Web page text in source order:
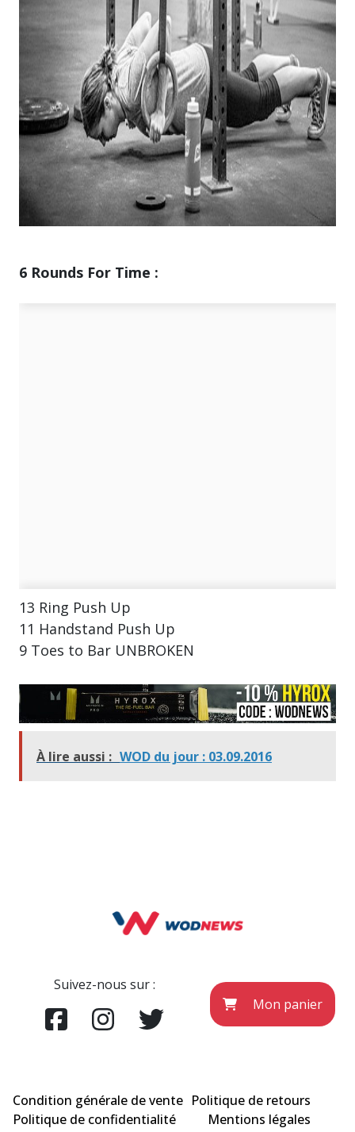
6 Rounds For Time :
13 Ring Push Up
11 Handstand Push Up
9 Toes to Bar UNBROKEN
À lire aussi : WOD du jour : 03.09.2016
Suivez-nous sur :
Mon panier
Condition générale de vente Politique de retours
Politique de confidentialité
Mentions légales